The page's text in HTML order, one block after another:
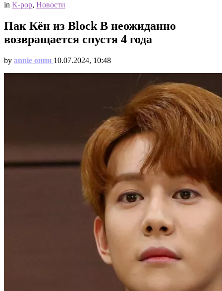
in K-pop, Новости
Пак Кён из Block B неожиданно
возвращается спустя 4 года
by annie онни 10.07.2024, 10:48